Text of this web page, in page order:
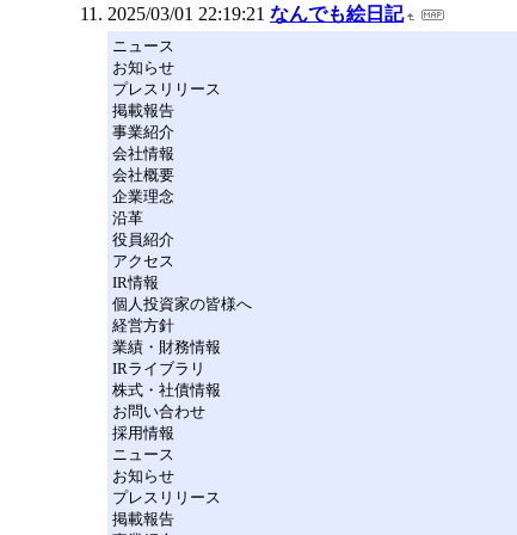
2025/03/01 22:19:21 なんでも絵日記
ニュース
お知らせ
プレスリリース
掲載報告
事業紹介
会社情報
会社概要
企業理念
沿革
役員紹介
アクセス
IR情報
個人投資家の皆様へ
経営方針
業績・財務情報
IRライブラリ
株式・社債情報
お問い合わせ
採用情報
ニュース
お知らせ
プレスリリース
掲載報告